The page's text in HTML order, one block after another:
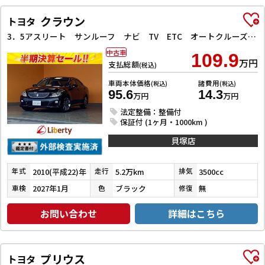
トヨタ クラウン
3．5アスリート サンルーフ ナビ TV ETC オートクルーズコントロール バックカメラ アルミホイール オートライト HID AT シートヒーター シートエアコン スマートキー 電動格納ミラー 盗難防止システム
支払総額(税込) 109.9万円
車両本体価格(税込)
95.6万円
諸費用(税込)
14.3万円
法定整備：整備付
保証付 (1ヶ月・1000km )
中古車
貝塚店
年式 2010(平成22)年 走行 5.2万km 排気 3500cc
車検 2027年1月 色 ブラック 修復 無
お問い合わせ 詳細はこちら
トヨタ プリウス